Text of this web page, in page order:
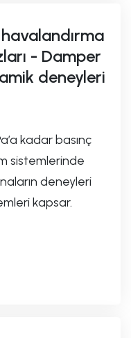
- Damper
deneyleri
kadar basınç
sistemlerinde
deneyleri
kapsar.